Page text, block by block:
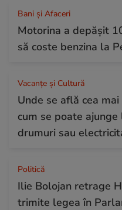
Bani și Afaceri
Motorina a depășit
să coste benzina la
Vacanțe și Cultură
Unde se află cea
cum se poate ajunge
drumuri sau
Politică
Ilie Bolojan retrage
trimite legea în